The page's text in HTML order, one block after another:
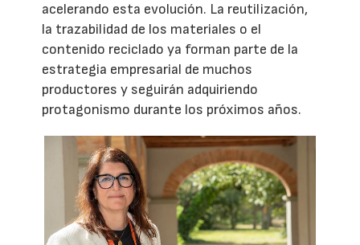
acelerando esta evolución. La reutilización,
la trazabilidad de los materiales o el
contenido reciclado ya forman parte de la
estrategia empresarial de muchos
productores y seguirán adquiriendo
protagonismo durante los próximos años.